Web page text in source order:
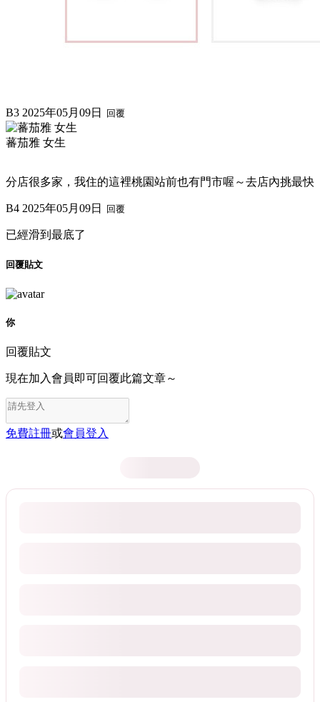
B3 2025年05月09日 回覆
蕃茄雅 女生
分店很多家，我住的這裡桃園站前也有門市喔～去店內挑最快
B4 2025年05月09日 回覆
已經滑到最底了
回覆貼文
你
回覆貼文
現在加入會員即可回覆此篇文章～
免費註冊或會員登入